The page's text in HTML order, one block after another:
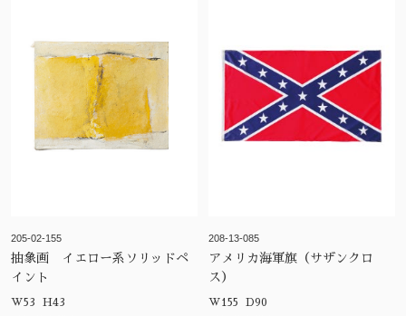
205-02-155
抽象画 イエロー系ソリッドペ
イント
W53 H43
208-13-085
アメリカ海軍旗（サザンクロ
ス）
W155 D90